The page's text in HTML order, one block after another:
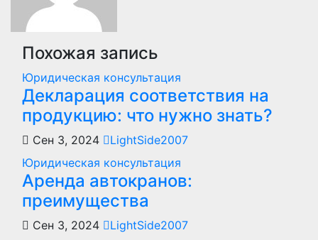
Похожая запись
Юридическая консультация
Декларация соответствия на
продукцию: что нужно знать?
Сен 3, 2024
LightSide2007
Юридическая консультация
Аренда автокранов:
преимущества
Сен 3, 2024
LightSide2007